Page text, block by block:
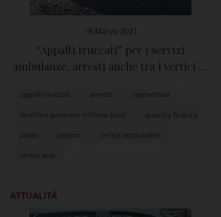
18 Marzo 2021
“Appalti truccati” per i servizi
ambulanze, arresti anche tra i vertici di
appalti truccati arresti cooperativa
direttore generale michele brait guardia finanza
pavia pesaro servizi ambulanze
vertici asst
ATTUALITÀ